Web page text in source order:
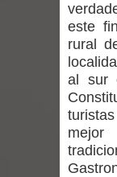
este
rural
al sur